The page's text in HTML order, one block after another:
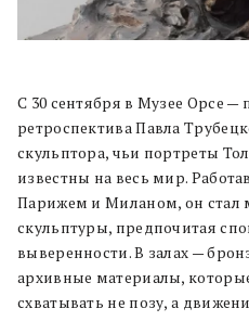
С 30 сентября в Музее Орсе —
ретроспектива Павла
скульптора, чьи портреты
известны на весь мир.
Парижем и Миланом, он стал
скульптуры, предпочитая
выверенности. В залах —
архивные материалы,
схватывать не позу, а